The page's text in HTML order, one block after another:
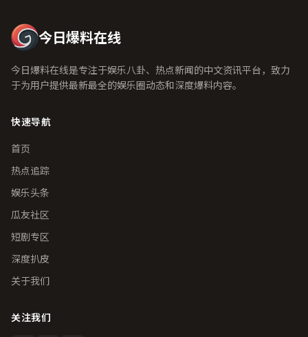
今日爆料在线
今日爆料在线是专注于娱乐八卦、热点新闻的中文资讯平台，致力
于为用户提供最新最全的娱乐圈动态和深度爆料内容。
快速导航
首页
热点追踪
娱乐头条
瓜友社区
短剧专区
深度扒皮
关于我们
关注我们